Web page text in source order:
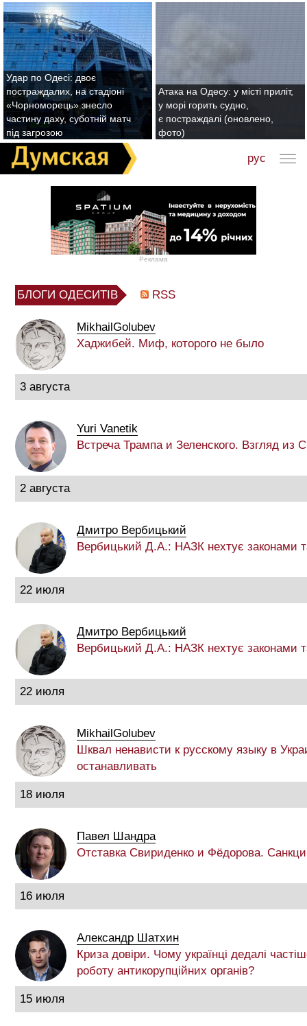
Удар по Одесі: двоє
постраждалих, на стадіоні
«Чорноморець» знесло
частину даху, суботній матч
під загрозою
Атака на Одесу: у місті приліт,
у морі горить судно,
є постраждалі (оновлено,
фото)
рус
Реклама
БЛОГИ ОДЕСИТІВ RSS
MikhailGolubev
Хаджибей. Миф, которого не было
3 августа
Yuri Vanetik
Встреча Трампа и Зеленского. Взгляд из
2 августа
Дмитро Вербицький
Вербицький Д.А.: НАЗК нехтує законами
22 июля
Дмитро Вербицький
Вербицький Д.А.: НАЗК нехтує законами
22 июля
MikhailGolubev
Шквал ненависти к русскому языку в
останавливать
18 июля
Павел Шандра
Отставка Свириденко и Фёдорова.
16 июля
Александр Шатхин
Криза довіри. Чому українці дедалі
роботу антикорупційних органів?
15 июля